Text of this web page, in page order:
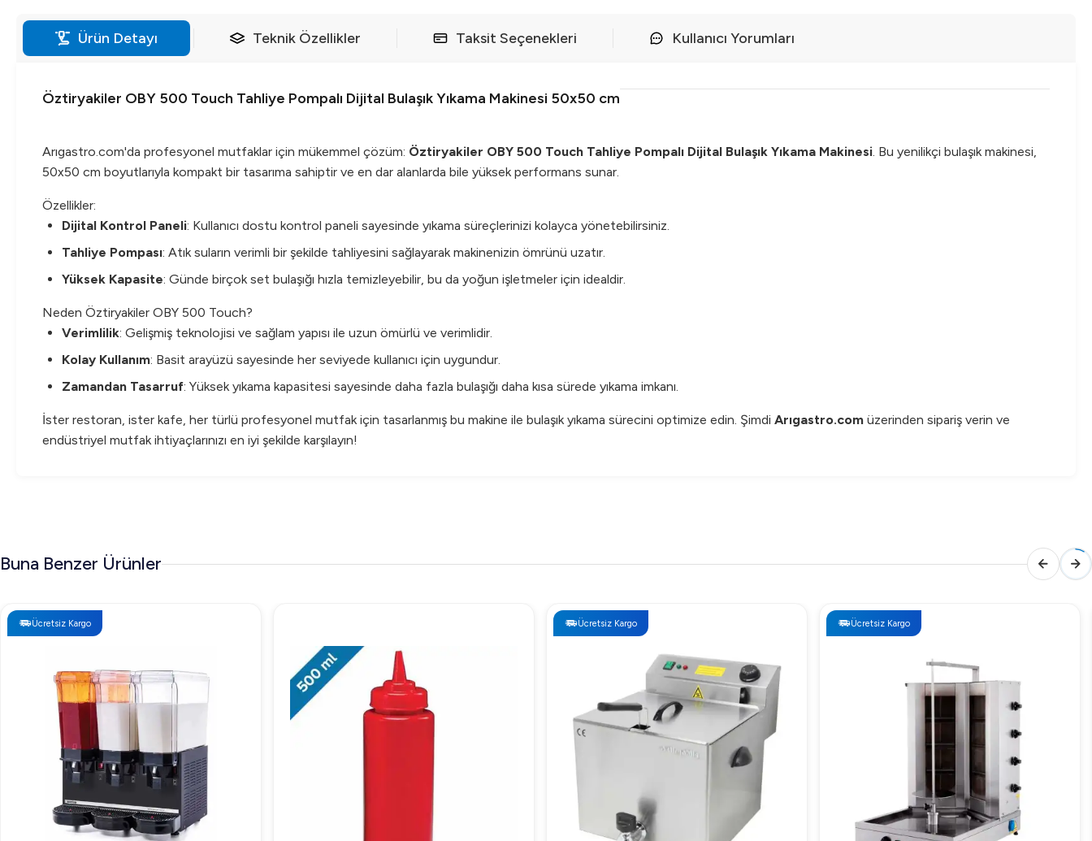
Ürün Detayı Teknik Özellikler Taksit Seçenekleri Kullanıcı Yorumları
Öztiryakiler OBY 500 Touch Tahliye Pompalı Dijital Bulaşık Yıkama Makinesi 50x50 cm
Arıgastro.com'da profesyonel mutfaklar için mükemmel çözüm: Öztiryakiler OBY 500 Touch Tahliye Pompalı Dijital Bulaşık Yıkama Makinesi. Bu yenilikçi bulaşık makinesi,
50x50 cm boyutlarıyla kompakt bir tasarıma sahiptir ve en dar alanlarda bile yüksek performans sunar.
Özellikler:
Dijital Kontrol Paneli: Kullanıcı dostu kontrol paneli sayesinde yıkama süreçlerinizi kolayca yönetebilirsiniz.
Tahliye Pompası: Atık suların verimli bir şekilde tahliyesini sağlayarak makinenizin ömrünü uzatır.
Yüksek Kapasite: Günde birçok set bulaşığı hızla temizleyebilir, bu da yoğun işletmeler için idealdir.
Neden Öztiryakiler OBY 500 Touch?
Verimlilik: Gelişmiş teknolojisi ve sağlam yapısı ile uzun ömürlü ve verimlidir.
Kolay Kullanım: Basit arayüzü sayesinde her seviyede kullanıcı için uygundur.
Zamandan Tasarruf: Yüksek yıkama kapasitesi sayesinde daha fazla bulaşığı daha kısa sürede yıkama imkanı.
İster restoran, ister kafe, her türlü profesyonel mutfak için tasarlanmış bu makine ile bulaşık yıkama sürecini optimize edin. Şimdi Arıgastro.com üzerinden sipariş verin ve
endüstriyel mutfak ihtiyaçlarınızı en iyi şekilde karşılayın!
Buna Benzer Ürünler
Ücretsiz Kargo Ücretsiz Kargo Ücretsiz Kargo